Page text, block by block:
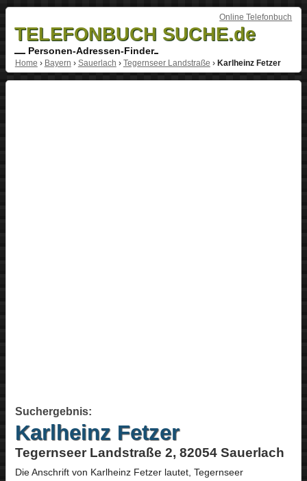
Online Telefonbuch
TELEFONBUCH SUCHE.de
Personen-Adressen-Finder
Home › Bayern › Sauerlach › Tegernseer Landstraße › Karlheinz Fetzer
Suchergebnis:
Karlheinz Fetzer
Tegernseer Landstraße 2, 82054 Sauerlach
Die Anschrift von Karlheinz Fetzerlautet, Tegernseer